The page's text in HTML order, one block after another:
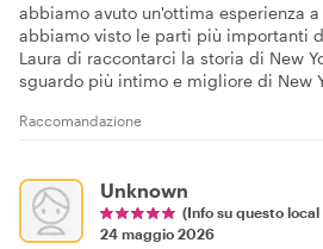
abbiamo avuto un'ottima esperienza a
abbiamo visto le parti più importanti
Laura di raccontarci la storia di New
sguardo più intimo e migliore di New
Raccomandazione
Unknown
(Info su questo local
24 maggio 2026